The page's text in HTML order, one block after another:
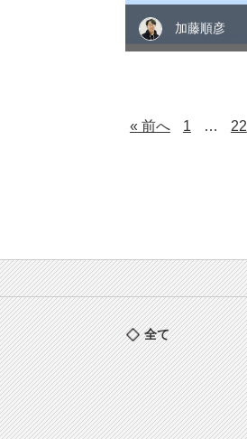
加藤順彦
« 前へ 1 … 22
全て